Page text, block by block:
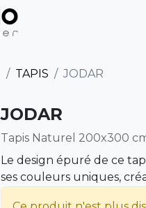
TAPIS JODAR
JODAR
Tapis Naturel 200x300
Le design épuré de ce
ses couleurs uniques,